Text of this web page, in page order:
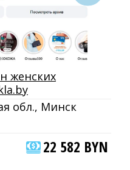
женских
обл., Минск
22 582 BYN